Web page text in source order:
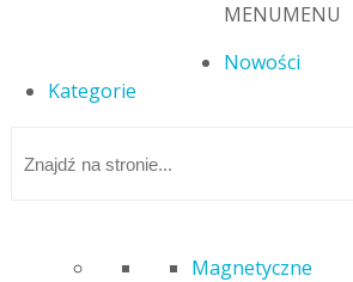
MENUMENU
Nowości
Kategorie
Magnetyczne